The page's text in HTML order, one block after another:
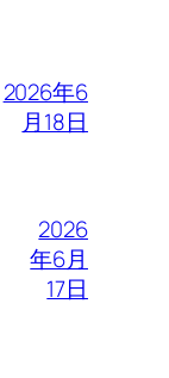
2026年6
月18日
2026
年6月
17日